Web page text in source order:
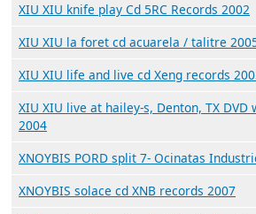
XIU XIU knife play Cd 5RC Records 2002
XIU XIU la foret cd acuarela / talitre
XIU XIU life and live cd Xeng records
XIU XIU live at hailey-s, Denton, TX
2004
XNOYBIS PORD split 7- Ocinatas
XNOYBIS solace cd XNB records 2007